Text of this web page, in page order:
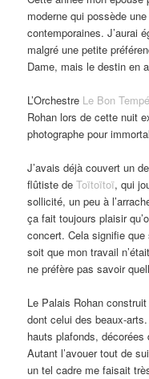
moderne qui possède
contemporaines. J’aurai
malgré une petite
Dame, mais le destin en
L’Orchestre Le Bon
Rohan lors de cette nuit
photographe pour
J’avais déjà couvert un
flûtiste deToïtoïtoï, qui
sollicité, un peu à
ça fait toujours plaisir
concert. Cela signifie que
soit que mon travail
ne préfère pas savoir
Le Palais Rohan
dont celui des beaux-
hauts plafonds,
Autant l’avouer tout de
un tel cadre me faisait